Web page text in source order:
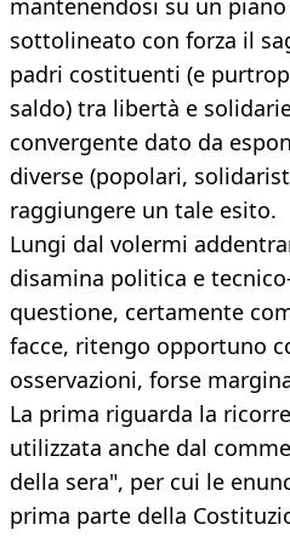
mantenendosi su un
sottolineato con forza il
padri costituenti (e
saldo) tra libertà e
convergente dato da
diverse (popolari,
raggiungere un tale esito.
Lungi dal volermi
disamina politica e
questione, certamente
facce, ritengo opportuno
osservazioni, forse
La prima riguarda la
utilizzata anche dal
della sera", per cui le
prima parte della